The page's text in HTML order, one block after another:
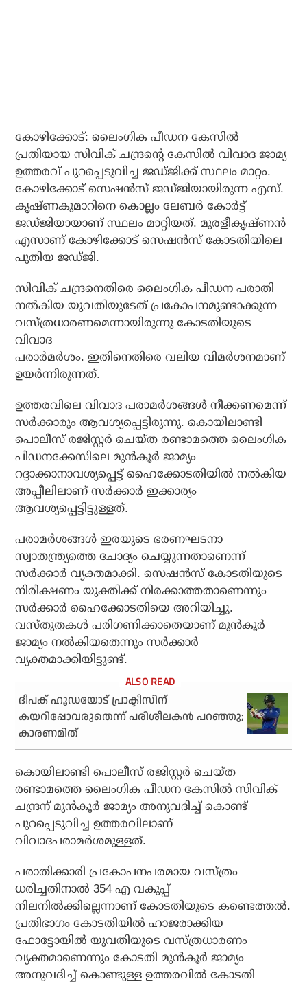
കോഴിക്കോട്: ലൈംഗിക പീഡന കേസില്‍
പ്രതിയായ സിവിക് ചന്ദ്രന്റെ കേസില്‍ വിവാദ ജാമ്യ
ഉത്തരവ് പുറപ്പെടുവിച്ച ജഡ്ജിക്ക് സ്ഥലം മാറ്റം.
കോഴിക്കോട് സെഷന്‍സ് ജഡ്ജിയായിരുന്ന എസ്.
കൃഷ്ണകുമാറിനെ കൊല്ലം ലേബര്‍ കോര്‍ട്ട്
ജഡ്ജിയായാണ് സ്ഥലം മാറ്റിയത്. മുരളീകൃഷ്ണന്‍
എസാണ് കോഴിക്കോട് സെഷന്‍സ് കോടതിയിലെ
പുതിയ ജഡ്ജി.
സിവിക് ചന്ദ്രനെതിരെ ലൈംഗിക പീഡന പരാതി
നല്‍കിയ യുവതിയുടേത് പ്രകോപനമുണ്ടാക്കുന്ന
വസ്ത്രധാരണമെന്നായിരുന്നു കോടതിയുടെ
വിവാദ
പരാര്‍മര്‍ശം. ഇതിനെതിരെ വലിയ വിമര്‍ശനമാണ്
ഉയര്‍ന്നിരുന്നത്.
ഉത്തരവിലെ വിവാദ പരാമര്‍ശങ്ങള്‍ നീക്കണമെന്ന്
സര്‍ക്കാരും ആവശ്യപ്പെട്ടിരുന്നു. കൊയിലാണ്ടി
പൊലീസ് രജിസ്റ്റര്‍ ചെയ്ത രണ്ടാമത്തെ ലൈംഗിക
പീഡനക്കേസിലെ മുന്‍കൂര്‍ ജാമ്യം
റദ്ദാക്കാനാവശ്യപ്പെട്ട് ഹൈക്കോടതിയില്‍ നല്‍കിയ
അപ്പീലിലാണ് സര്‍ക്കാര്‍ ഇക്കാര്യം
ആവശ്യപ്പെട്ടിട്ടുള്ളത്.
പരാമര്‍ശങ്ങള്‍ ഇരയുടെ ഭരണഘടനാ
സ്വാതന്ത്ര്യത്തെ ചോദ്യം ചെയ്യുന്നതാണെന്ന്
സര്‍ക്കാര്‍ വ്യക്തമാക്കി. സെഷന്‍സ് കോടതിയുടെ
നിരീക്ഷണം യുക്തിക്ക് നിരക്കാത്തതാണെന്നും
സര്‍ക്കാര്‍ ഹൈക്കോടതിയെ അറിയിച്ചു.
വസ്തുതകള്‍ പരിഗണിക്കാതെയാണ് മുന്‍കൂര്‍
ജാമ്യം നല്‍കിയതെന്നും സര്‍ക്കാര്‍
വ്യക്തമാക്കിയിട്ടുണ്ട്.
ദീപക് ഹൂഡയോട് പ്രാക്ടീസിന്
കയറിപ്പോവരുതെന്ന് പരിശീലകന്‍ പറഞ്ഞു;
കാരണമിത്
കൊയിലാണ്ടി പൊലീസ് രജിസ്റ്റര്‍ ചെയ്ത
രണ്ടാമത്തെ ലൈംഗിക പീഡന കേസില്‍ സിവിക്
ചന്ദ്രന് മുന്‍കൂര്‍ ജാമ്യം അനുവദിച്ച് കൊണ്ട്
പുറപ്പെടുവിച്ച ഉത്തരവിലാണ്
വിവാദപരാമര്‍ശമുള്ളത്.
പരാതിക്കാരി പ്രകോപനപരമായ വസ്ത്രം
ധരിച്ചതിനാല്‍ 354 എ വകുപ്പ്
നിലനില്‍ക്കില്ലെന്നാണ് കോടതിയുടെ കണ്ടെത്തല്‍.
പ്രതിഭാഗം കോടതിയില്‍ ഹാജരാക്കിയ
ഫോട്ടോയില്‍ യുവതിയുടെ വസ്ത്രധാരണം
വ്യക്തമാണെന്നും കോടതി മുന്‍കൂര്‍ ജാമ്യം
അനുവദിച്ച് കൊണ്ടുള്ള ഉത്തരവില്‍ കോടതി